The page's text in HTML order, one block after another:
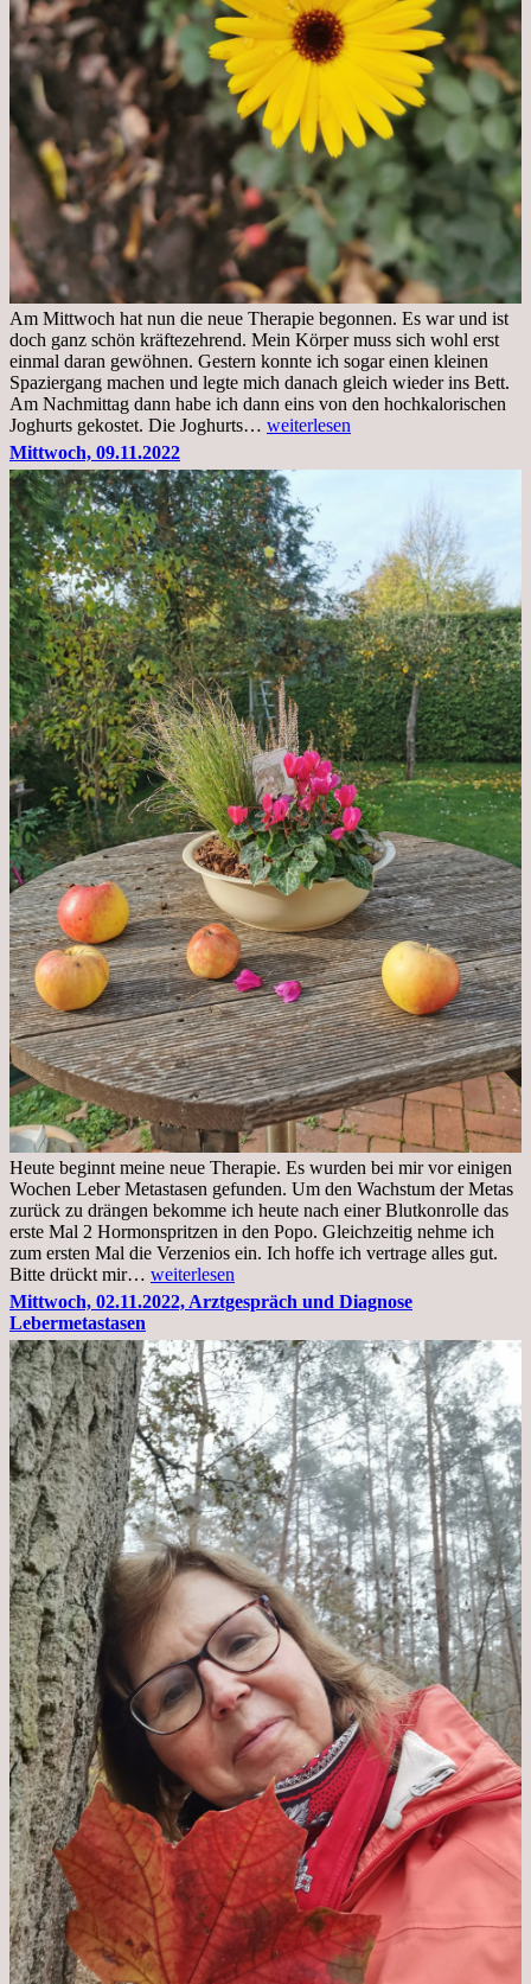
Am Mittwoch hat nun die neue Therapie begonnen. Es war und ist
doch ganz schön kräftezehrend. Mein Körper muss sich wohl erst
einmal daran gewöhnen. Gestern konnte ich sogar einen kleinen
Spaziergang machen und legte mich danach gleich wieder ins Bett.
Am Nachmittag dann habe ich dann eins von den hochkalorischen
Joghurts gekostet. Die Joghurts… Freitag,
Therapie
Beginn
gut
überstanden
weiterlesen
Mittwoch, 09.11.2022
Heute beginnt meine neue Therapie. Es wurden bei mir vor einigen
Wochen Leber Metastasen gefunden. Um den Wachstum der Metas
zurück zu drängen bekomme ich heute nach einer Blutkonrolle das
erste Mal 2 Hormonspritzen in den Popo. Gleichzeitig nehme ich
zum ersten Mal die Verzenios ein. Ich hoffe ich vertrage alles gut.
Bitte drückt mir… Mittwoch,
09.11.2022
weiterlesen
Mittwoch, 02.11.2022, Arztgespräch und Diagnose
Lebermetastasen